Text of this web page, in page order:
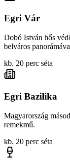
Egri Vár
Dobó István hős
belváros
kb. 20 perc séta
Egri Bazilika
Magyarország
remekmű.
kb. 20 perc séta